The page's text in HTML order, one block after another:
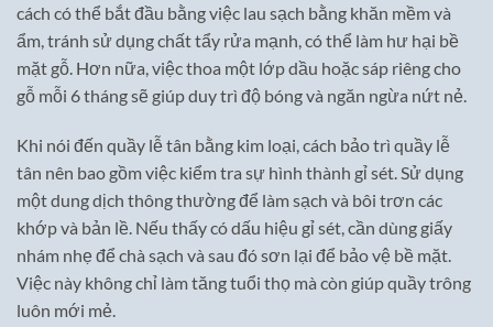
cách có thể bắt đầu bằng việc lau sạch bằng khăn mềm và
ẩm, tránh sử dụng chất tẩy rửa mạnh, có thể làm hư hại bề
mặt gỗ. Hơn nữa, việc thoa một lớp dầu hoặc sáp riêng cho
gỗ mỗi 6 tháng sẽ giúp duy trì độ bóng và ngăn ngừa nứt nẻ.
Khi nói đến quầy lễ tân bằng kim loại, cách bảo trì quầy lễ
tân nên bao gồm việc kiểm tra sự hình thành gỉ sét. Sử dụng
một dung dịch thông thường để làm sạch và bôi trơn các
khớp và bản lề. Nếu thấy có dấu hiệu gỉ sét, cần dùng giấy
nhám nhẹ để chà sạch và sau đó sơn lại để bảo vệ bề mặt.
Việc này không chỉ làm tăng tuổi thọ mà còn giúp quầy trông
luôn mới mẻ.